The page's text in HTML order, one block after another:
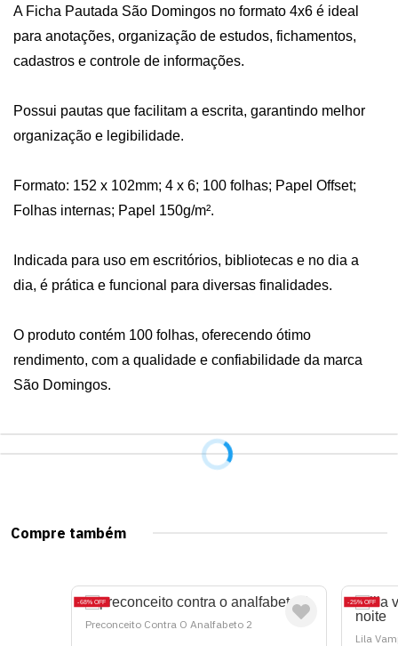
A Ficha Pautada São Domingos no formato 4x6 é ideal
para anotações, organização de estudos, fichamentos,
cadastros e controle de informações.
Possui pautas que facilitam a escrita, garantindo melhor
organização e legibilidade.
Formato: 152 x 102mm; 4 x 6; 100 folhas; Papel Offset;
Folhas internas; Papel 150g/m².
Indicada para uso em escritórios, bibliotecas e no dia a
dia, é prática e funcional para diversas finalidades.
O produto contém 100 folhas, oferecendo ótimo
rendimento, com a qualidade e confiabilidade da marca
São Domingos.
Compre também
68% OFF
Preconceito Contra O Analfabeto 2
25% OFF
Lila